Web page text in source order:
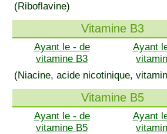
(Riboflavine)
Vitamine B3
Ayant le - de
vitamine B3
Ayant
(Niacine, acide nicotinique,
Vitamine B5
Ayant le - de
vitamine B5
Ayant